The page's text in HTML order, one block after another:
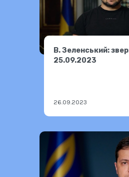
В. Зеленський:
25.09.2023
26.09.2023